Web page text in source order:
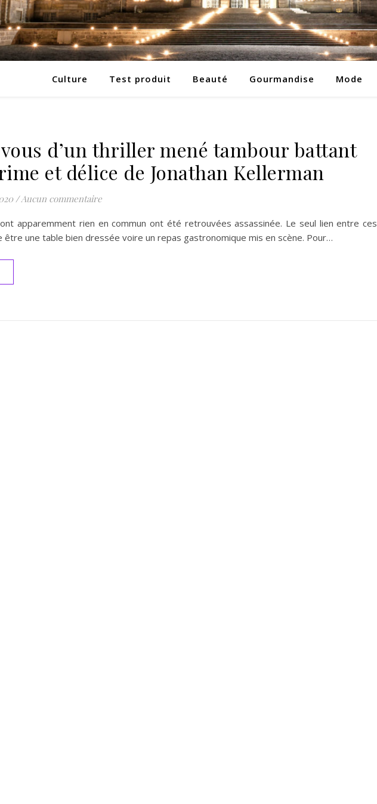
Culture Test produit Beauté Gourmandise Mode
d’un thriller mené tambour battant
et délice de Jonathan Kellerman
/Aucun commentaire
apparemment rien en commun ont été retrouvées assassinée. Le seul lien entre ces
être une table bien dressée voire un repas gastronomique mis en scène. Pour…